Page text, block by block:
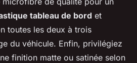
tableau de bord et
toutes les deux à trois
du véhicule. Enfin, privilégiez
finition matte ou satinée selon